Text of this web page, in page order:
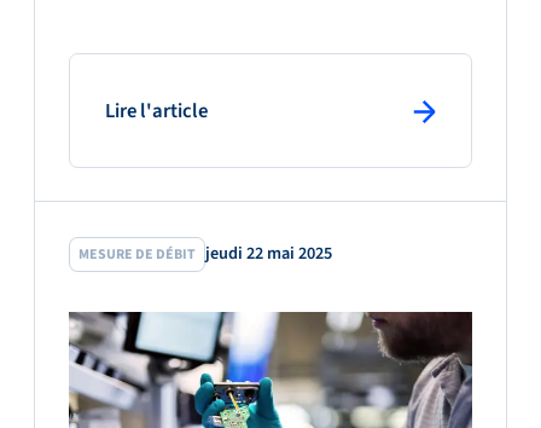
Lire l'article: primary button
MESURE DE DÉBIT jeudi 22 mai 2025